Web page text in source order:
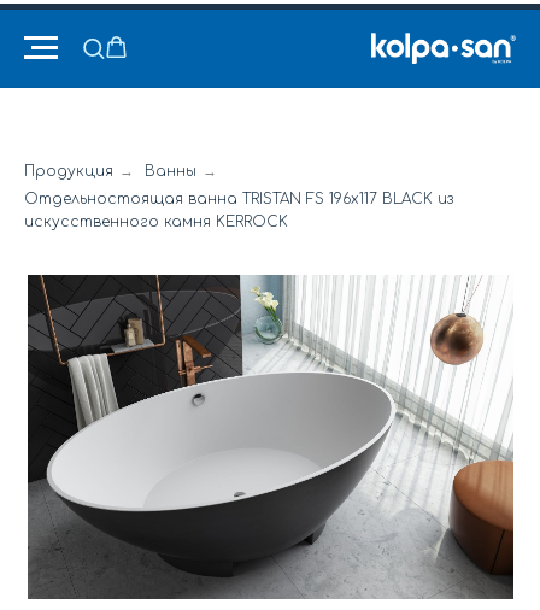
Продукция → Ванны →
Отдельностоящая ванна TRISTAN FS 196x117 BLACK из
искусственного камня KERROCK